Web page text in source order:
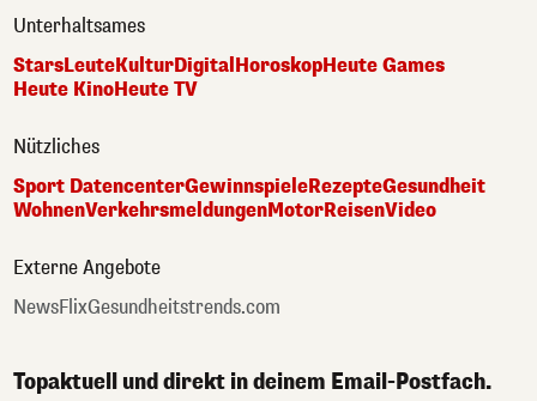
Unterhaltsames
StarsLeuteKulturDigitalHoroskopHeute Games
Heute KinoHeute TV
Nützliches
Sport DatencenterGewinnspieleRezepteGesundheit
WohnenVerkehrsmeldungenMotorReisenVideo
Externe Angebote
NewsFlixGesundheitstrends.com
Topaktuell und direkt in deinem Email-Postfach.